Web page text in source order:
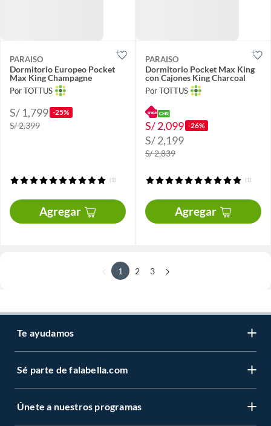
PARAISO
Dormitorio Europeo Pocket
Max King Champagne
Por TOTTUS
S/ 1,799 -25%
S/ 2,399
(1)
Agregar
PARAISO
Dormitorio Pocket Max King
con Cajones King Charcoal
Por TOTTUS
S/ 2,099 -26%
S/ 2,199
S/ 2,839
(1)
Agregar
1 2 3
Te ayudamos
Sé parte de falabella.com
Únete a nuestros programas